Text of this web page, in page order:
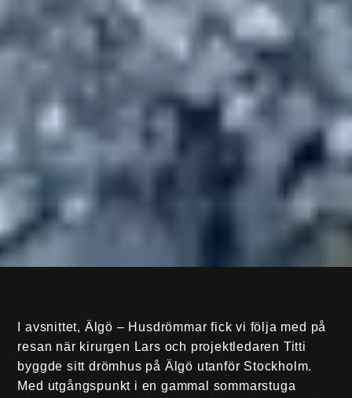
I avsnittet, Älgö – Husdrömmar fick vi följa med på
resan när kirurgen Lars och projektledaren Titti
byggde sitt drömhus på Älgö utanför Stockholm.
Med utgångspunkt i en gammal sommarstuga